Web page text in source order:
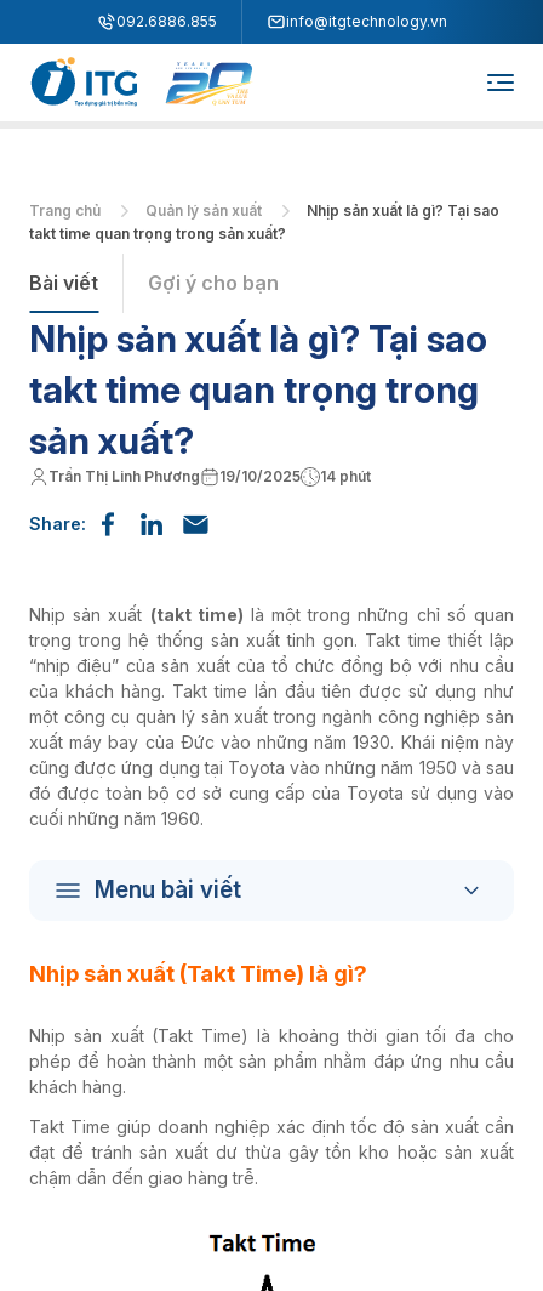
092.6886.855 info@itgtechnology.vn
Trang chủ Quản lý sản xuất
Nhịp sản xuất là gì? Tại sao
takt time quan trọng trong sản xuất?
Bài viết Gợi ý cho bạn
Nhịp sản xuất là gì? Tại sao
takt time quan trọng trong
sản xuất?
Trần Thị Linh Phương 19/10/2025 14 phút
Share:
Nhịp sản xuất (takt time) là một trong những chỉ số quan
trọng trong hệ thống sản xuất tinh gọn. Takt time thiết lập
“nhịp điệu” của sản xuất của tổ chức đồng bộ với nhu cầu
của khách hàng. Takt time lần đầu tiên được sử dụng như
một công cụ quản lý sản xuất trong ngành công nghiệp sản
xuất máy bay của Đức vào những năm 1930. Khái niệm này
cũng được ứng dụng tại Toyota vào những năm 1950 và sau
đó được toàn bộ cơ sở cung cấp của Toyota sử dụng vào
cuối những năm 1960.
Menu bài viết
Nhịp sản xuất (Takt Time) là gì?
Nhịp sản xuất (Takt Time) là khoảng thời gian tối đa cho
phép để hoàn thành một sản phẩm nhằm đáp ứng nhu cầu
khách hàng.
Takt Time giúp doanh nghiệp xác định tốc độ sản xuất cần
đạt để tránh sản xuất dư thừa gây tồn kho hoặc sản xuất
chậm dẫn đến giao hàng trễ.